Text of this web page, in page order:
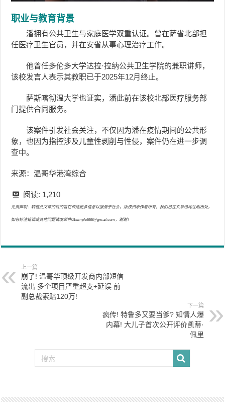
职业与教育背景
潘拥有公共卫生与家庭医学双重认证。曾在萨省北部担
任医疗卫生官员，并在安省从事心理治疗工作。
他曾任多伦多大学达拉·拉纳公共卫生学院的兼职讲师，
该校发言人表示其教职已于2025年12月终止。
萨斯喀彻温大学也证实，潘此前在该校北部医疗服务部
门提供合同服务。
该案件引发社会关注，不仅因为潘在疫情期间的公共形
象，也因为指控涉及儿童性剥削与性侵，案件仍在进一步调
查中。
来源：温哥华港湾综合
阅读: 1,210
免责声明：转载此文章的目的旨在传播更多信息以服务于社会，版权归原作者所有，我们已在文章结尾注明出处，
如有标注错误或其他问题请发邮件01simple888@gmail.com，谢谢！
上一篇
崩了! 温哥华顶级开发商内部短信
流出 多个项目严重超支+延误 前
副总裁索赔120万!
下一篇
疯传! 特鲁多又要当爹? 知情人爆
内幕! 大儿子首次公开评价凯蒂·
佩里